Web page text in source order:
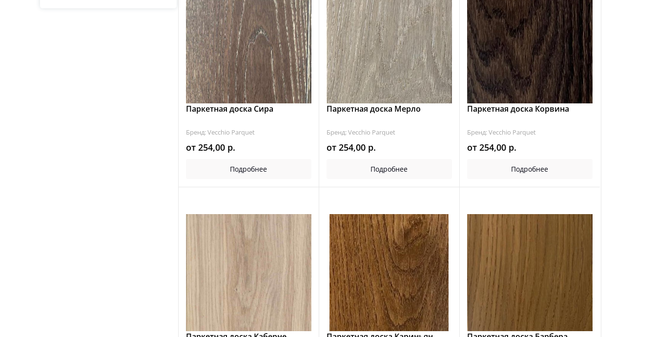
Паркетная доска Сира
Бренд: Vecchio Parquet
от 254,00 р.
Подробнее
Паркетная доска Мерло
Бренд: Vecchio Parquet
от 254,00 р.
Подробнее
Паркетная доска Корвина
Бренд: Vecchio Parquet
от 254,00 р.
Подробнее